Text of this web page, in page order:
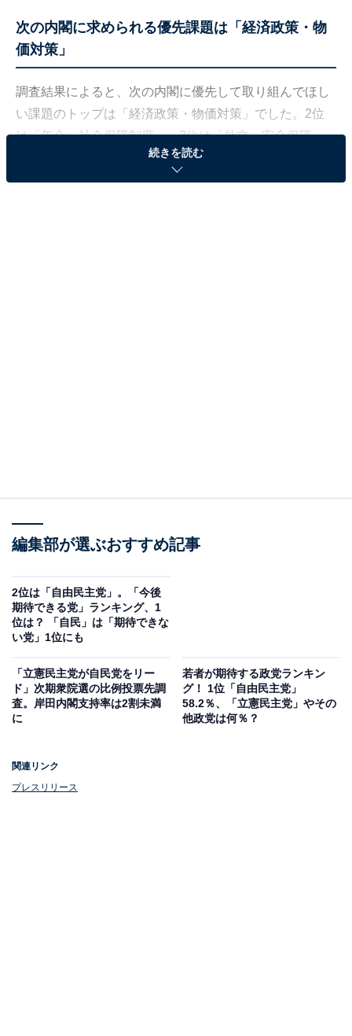
次の内閣に求められる優先課題は「経済政策・物
価対策」
調査結果によると、次の内閣に優先して取り組んでほし
い課題のトップは「経済政策・物価対策」でした。2位
は「年金・社会保障制度」、3位は「外交・安全保障」
次期総選挙、過半数が2024年内の実施を希望
続きを読む
編集部が選ぶおすすめ記事
2位は「自由民主党」。「今後
期待できる党」ランキング、1
位は？ 「自民」は「期待できな
い党」1位にも
「立憲民主党が自民党をリー
ド」次期衆院選の比例投票先調
査。岸田内閣支持率は2割未満
に
若者が期待する政党ランキン
グ！ 1位「自由民主党」
58.2％、「立憲民主党」やその
他政党は何％？
関連リンク
プレスリリース